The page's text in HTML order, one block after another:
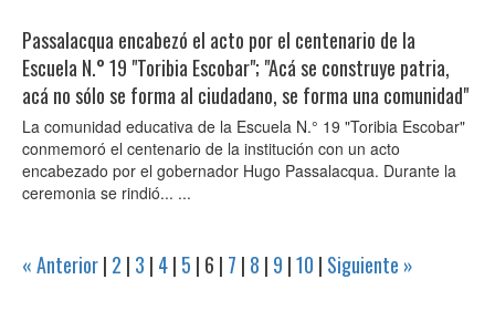
Passalacqua encabezó el acto por el centenario de la
Escuela N.° 19 "Toribia Escobar"; "Acá se construye patria,
acá no sólo se forma al ciudadano, se forma una comunidad"
La comunidad educativa de la Escuela N.° 19 "Toribia Escobar"
conmemoró el centenario de la institución con un acto
encabezado por el gobernador Hugo Passalacqua. Durante la
ceremonia se rindió... ...
« Anterior| 2 | 3 | 4| 5 | 6 | 7 | 8 | 9 |10 | Siguiente »